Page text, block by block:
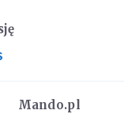
Mando.pl